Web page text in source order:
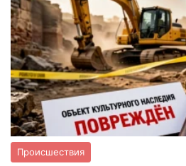
Происшествия